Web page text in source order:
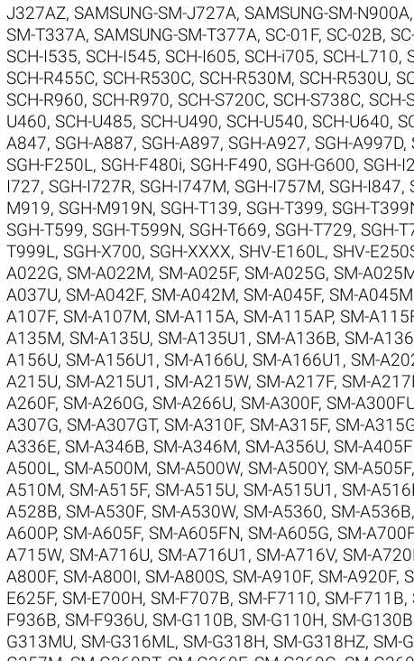
J327AZ, SAMSUNG-SM-J727A, SAMSUNG-SM-N900A,
SM-T337A, SAMSUNG-SM-T377A, SC-01F, SC-02B,
SCH-I535, SCH-I545, SCH-I605, SCH-i705, SCH-L710,
SCH-R455C, SCH-R530C, SCH-R530M, SCH-R530U,
SCH-R960, SCH-R970, SCH-S720C, SCH-S738C, SCH-
U460, SCH-U485, SCH-U490, SCH-U540, SCH-U640,
A847, SGH-A887, SGH-A897, SGH-A927, SGH-A997D,
SGH-F250L, SGH-F480i, SGH-F490, SGH-G600, SGH-
I727, SGH-I727R, SGH-I747M, SGH-I757M, SGH-I847,
M919, SGH-M919N, SGH-T139, SGH-T399, SGH-
SGH-T599, SGH-T599N, SGH-T669, SGH-T729, SGH-
T999L, SGH-X700, SGH-XXXX, SHV-E160L, SHV-
A022G, SM-A022M, SM-A025F, SM-A025G, SM-
A037U, SM-A042F, SM-A042M, SM-A045F, SM-A045M
A107F, SM-A107M, SM-A115A, SM-A115AP, SM-
A135M, SM-A135U, SM-A135U1 , SM-A136B, SM-
A156U, SM-A156U1 , SM-A166U, SM-A166U1 , SM-
A215U, SM-A215U1 , SM-A215W, SM-A217F, SM-
A260F, SM-A260G, SM-A266U, SM-A300F, SM-
A307G, SM-A307GT, SM-A310F, SM-A315F, SM-
A336E, SM-A346B, SM-A346M, SM-A356U, SM-
A500L, SM-A500M, SM-A500W, SM-A500Y, SM-A505F,
A510M, SM-A515F, SM-A515U, SM-A515U1 , SM-
A528B, SM-A530F, SM-A530W, SM-A5360, SM-A536B,
A600P, SM-A605F, SM-A605FN, SM-A605G, SM-A700F
A715W, SM-A716U, SM-A716U1 , SM-A716V, SM-
A800F, SM-A800I, SM-A800S, SM-A910F, SM-A920F,
E625F, SM-E700H, SM-F707B, SM-F7110, SM-F711B,
F936B, SM-F936U, SM-G110B, SM-G110H, SM-
G313MU, SM-G316ML, SM-G318H, SM-G318HZ, SM-